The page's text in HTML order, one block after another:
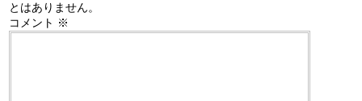
とはありません。
コメント ※